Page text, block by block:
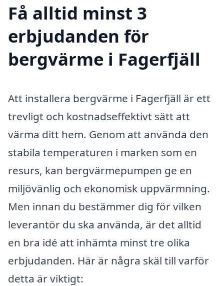
Få alltid minst 3
erbjudanden för
bergvärme i Fagerfjäll
Att installera bergvärme i Fagerfjäll är ett
trevligt och kostnadseffektivt sätt att
värma ditt hem. Genom att använda den
stabila temperaturen i marken som en
resurs, kan bergvärmepumpen ge en
miljövänlig och ekonomisk uppvärmning.
Men innan du bestämmer dig för vilken
leverantör du ska använda, är det alltid
en bra idé att inhämta minst tre olika
erbjudanden. Här är några skäl till varför
detta är viktigt: